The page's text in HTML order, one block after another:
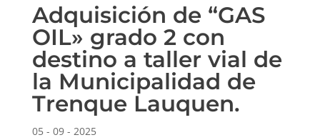
Adquisición de “GAS
OIL» grado 2 con
destino a taller vial de
la Municipalidad de
Trenque Lauquen.
05 - 09 - 2025